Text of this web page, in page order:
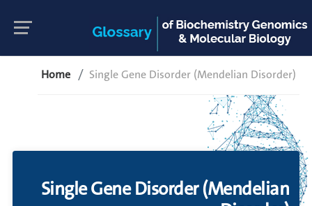
Home Single Gene Disorder (Mendelian Disorder)
Single Gene Disorder (Mendelian